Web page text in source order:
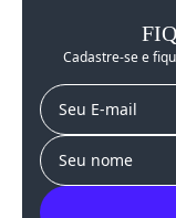
Cadastre-se e
E-mail
Nome